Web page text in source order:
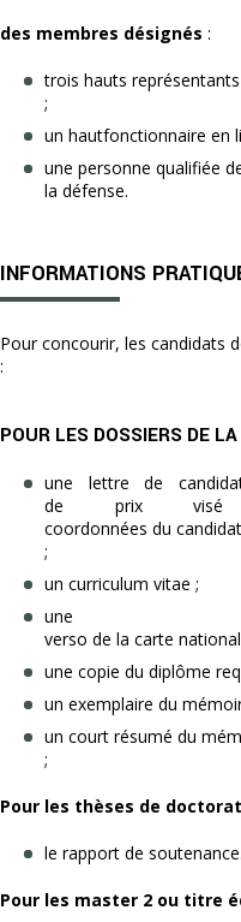
des membres désignés :
trois hauts
;
un haut­fonctionnaire en
une personne qualifiée
la défense.
INFORMATIONS
Pour concourir, les candidats
:
POUR LES DOSSIERS DE LA
une lettre de
de prix visé
coordonnées du
;
un curriculum vitae ;
une
verso de la carte
une copie du diplôme
un exemplaire du
un court résumé du
;
Pour les thèses de doctorat
le rapport de
Pour les master 2 ou titre